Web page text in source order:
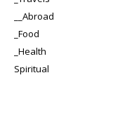
__Abroad
_Food
_Health
Spiritual